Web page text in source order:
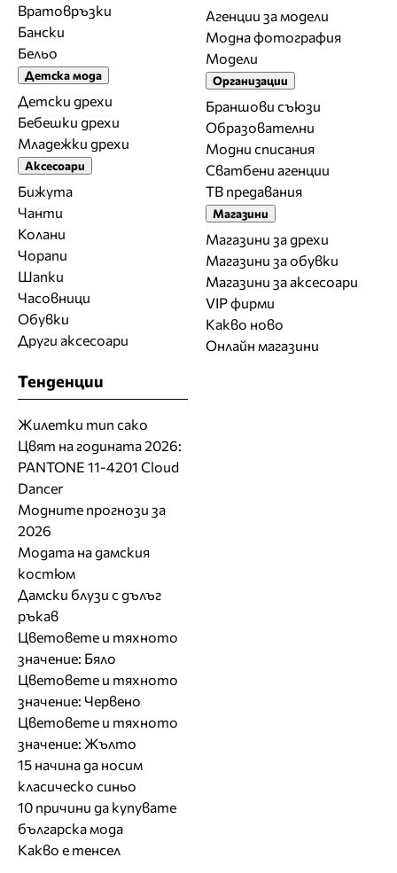
Вратовръзки
Бански
Бельо
Детска мода
Детски дрехи
Бебешки дрехи
Младежки дрехи
Аксесоари
Бижута
Чанти
Колани
Чорапи
Шапки
Часовници
Обувки
Други аксесоари
Агенции за модели
Модна фотография
Модели
Организации
Браншови съюзи
Образователни
Модни списания
Сватбени агенции
ТВ предавания
Магазини
Магазини за дрехи
Магазини за обувки
Магазини за aксесоари
VIP фирми
Какво ново
Онлайн магазини
Тенденции
Жилетки тип сако
Цвят на годината 2026:
PANTONE 11-4201 Cloud
Dancer
Модните прогнози за
2026
Модата на дамския
костюм
Дамски блузи с дълъг
ръкав
Цветовете и тяхното
значение: Бяло
Цветовете и тяхното
значение: Червено
Цветовете и тяхното
значение: Жълто
15 начина да носим
класическо синьо
10 причини да купувате
българска мода
Какво е тенсел